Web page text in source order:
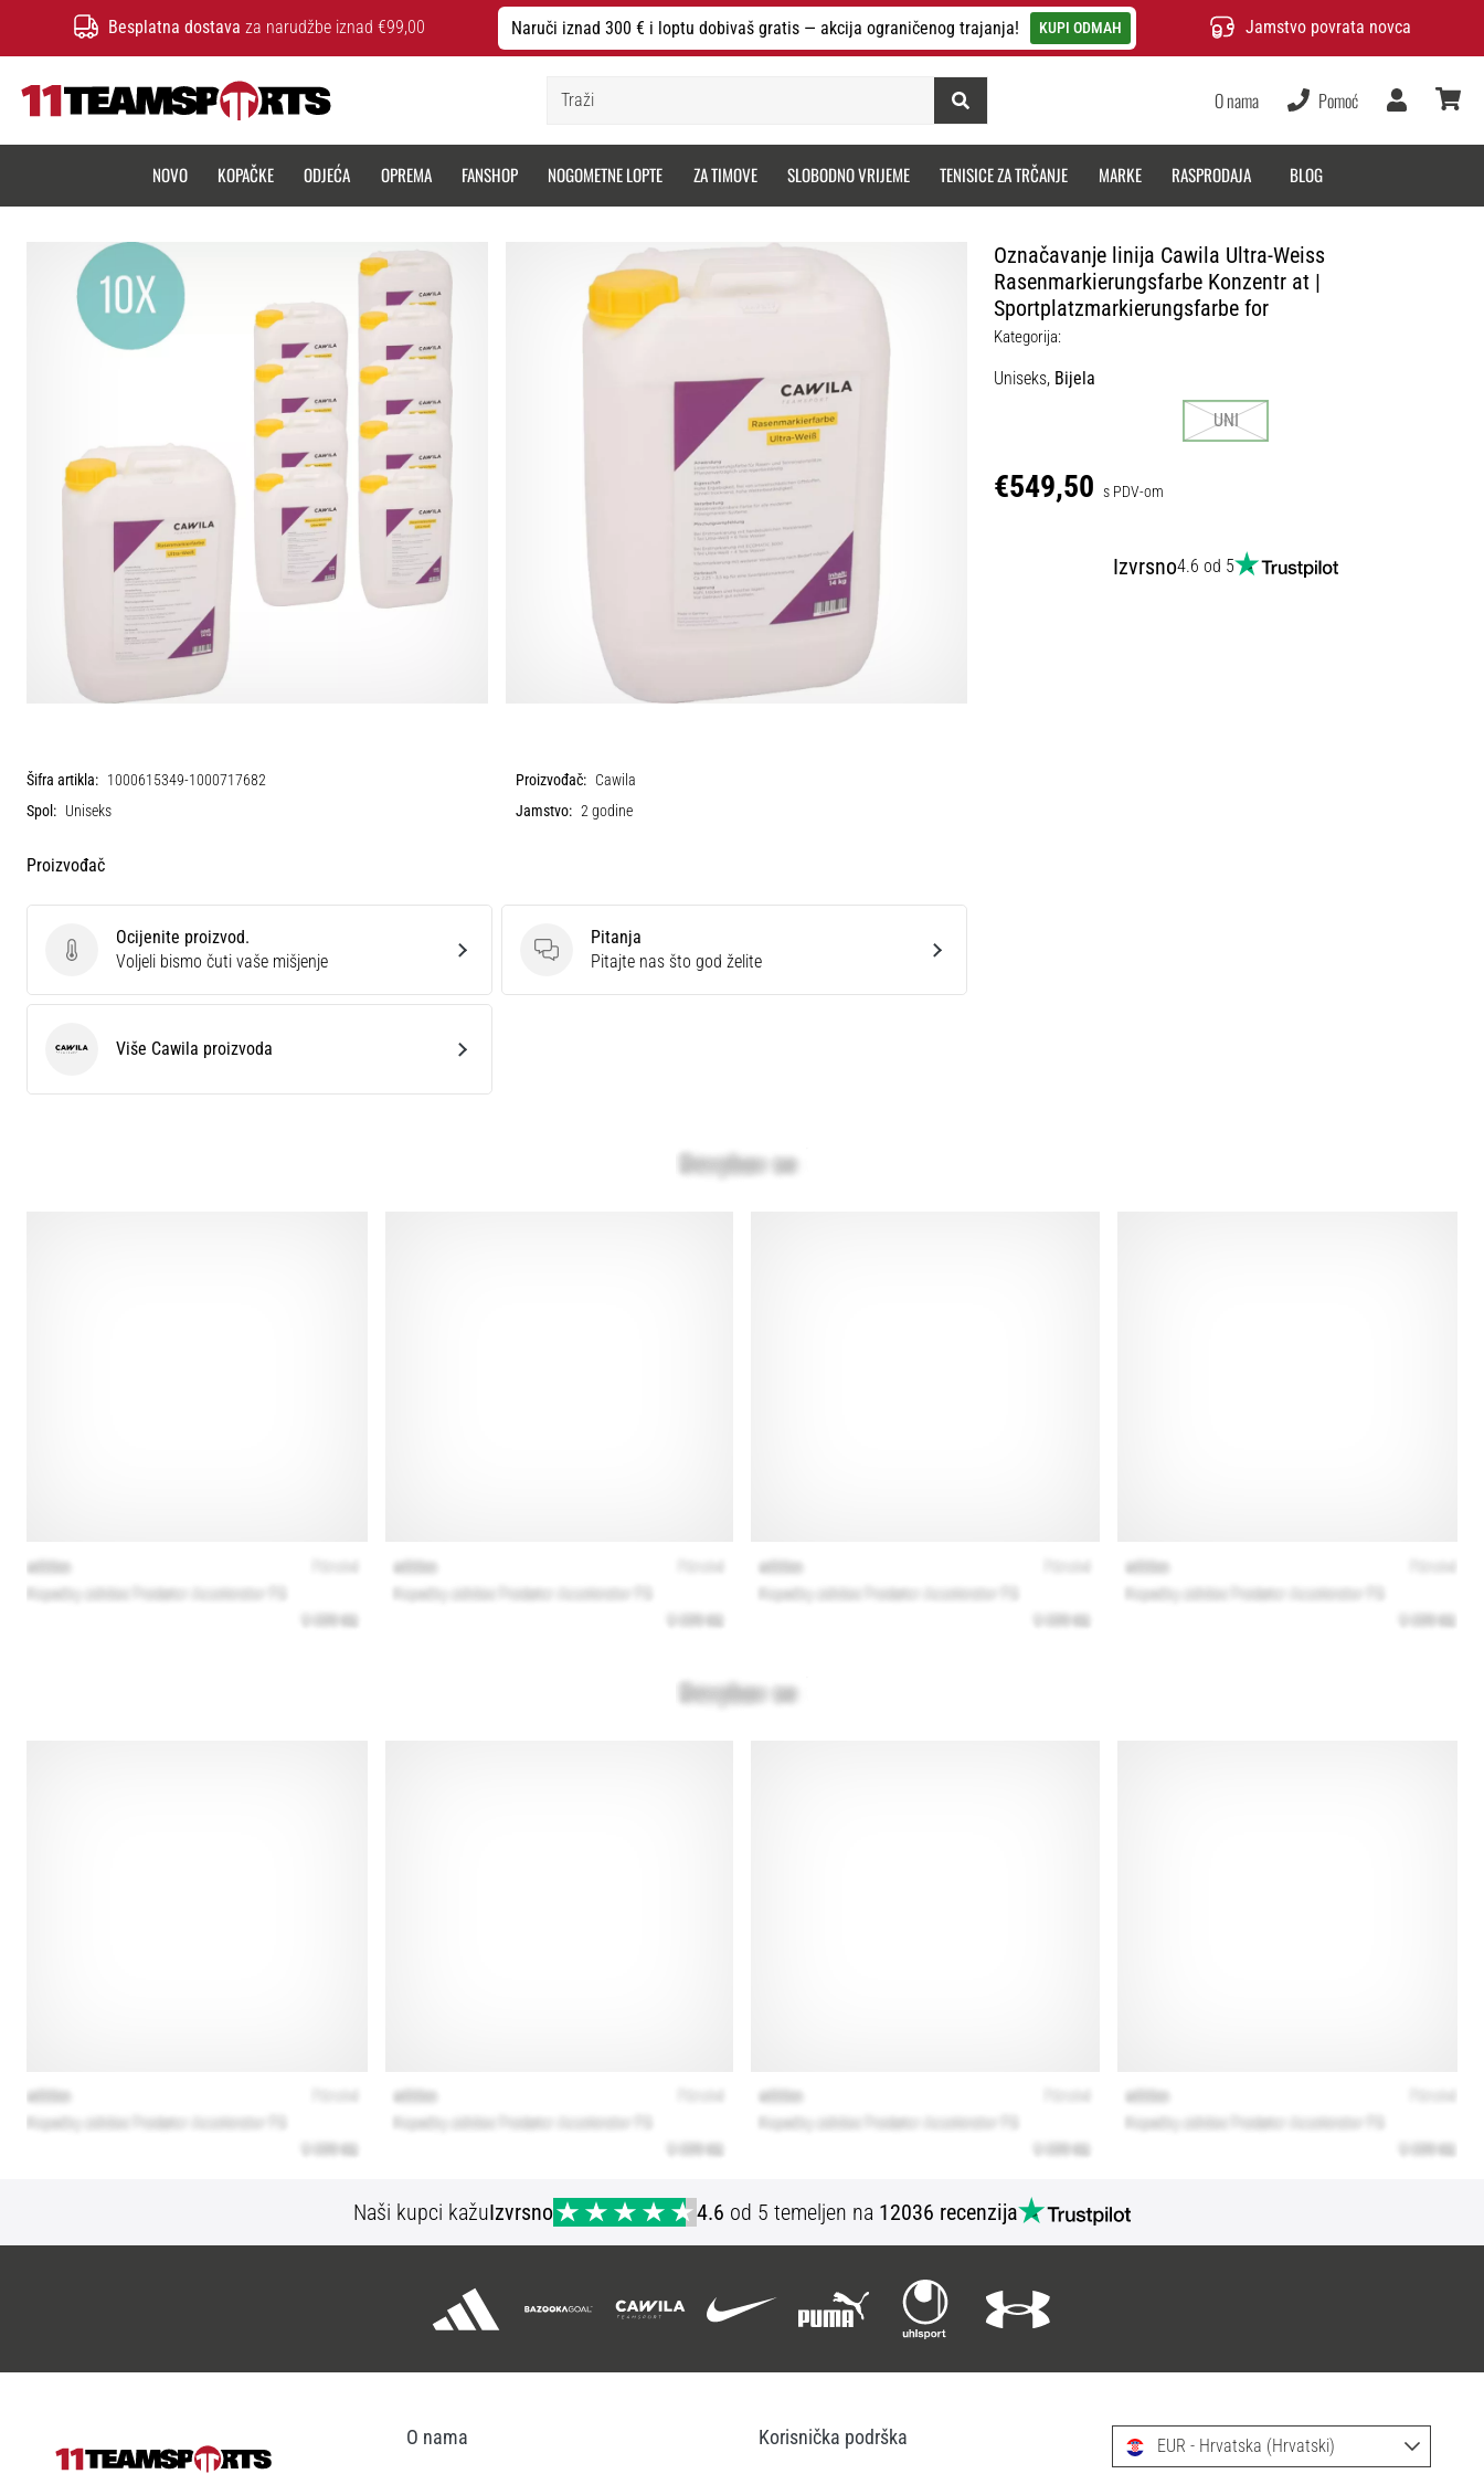
Besplatna dostava za narudžbe iznad €99,00 Naruči iznad 300 € i loptu dobivaš gratis — akcija ograničenog trajanja! KUPI ODMAH Jamstvo povrata novca
O nama Pomoć
Korisnik
NOVO KOPAČKE ODJEĆA OPREMA FANSHOP NOGOMETNE LOPTE ZA TIMOVE SLOBODNO VRIJEME TENISICE ZA TRČANJE MARKE RASPRODAJA BLOG
Označavanje linija Cawila Ultra-Weiss
Rasenmarkierungsfarbe Konzentr at |
Sportplatzmarkierungsfarbe for
Kategorija:
Uniseks, Bijela
UNI
€549,50 s PDV-om
Izvrsno4.6 od 5
Šifra artikla: 1000615349-1000717682 Proizvođač: Cawila
Spol: Uniseks Jamstvo: 2 godine
Proizvođač
Ocijenite proizvod.
Ocijenite proizvod.
Voljeli bismo čuti vaše mišjenje
Pitanja
Pitanja
Pitajte nas što god želite
Cawila Više Cawila proizvoda
Naši kupci kažuIzvrsno 4.6 od 5 temeljen na 12036 recenzija
O nama Korisnička podrška EUR - Hrvatska (Hrvatski)